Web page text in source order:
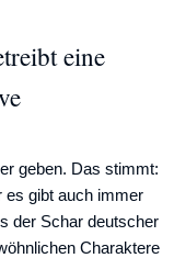
eine
geben. Das stimmt:
es gibt auch immer
der Schar deutscher
Charaktere